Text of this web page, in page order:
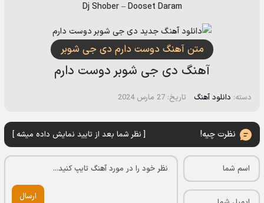
Dj Shober–Dooset Daram
متن آهنگ دوست دارم دی جی شوبر
آهنگ دی جی شوبر دوست دارم
دسته: دانلود آهنگ تاریخ: 27 مارس 2024
نظرت چیه! [ نظر شما بعد از تایید نمایش داده میشه ]
ارسال